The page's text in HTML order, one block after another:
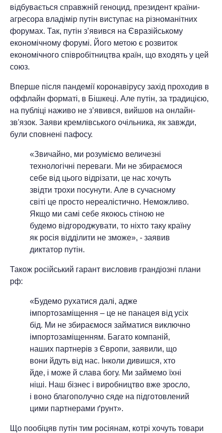
відбувається справжній геноцид, президент країни-
агресора владімір путін виступає на різноманітних
форумах. Так, путін з’явився на Євразійському
економічному форумі. Його метою є розвиток
економічного співробітництва країн, що входять у цей
союз.
Вперше після пандемії коронавірусу захід проходив в
оффлайн форматі, в Бішкеці. Але путін, за традицією,
на публіці наживо не з’явився, вийшов на онлайн-
зв'язок. Заяви кремлівського очільника, як завжди,
були сповнені пафосу.
«Звичайно, ми розуміємо величезні
технологічні переваги. Ми не збираємося
себе від цього відрізати, це нас хочуть
звідти трохи посунути. Але в сучасному
світі це просто нереалістично. Неможливо.
Якщо ми самі себе якоюсь стіною не
будемо відгороджувати, то ніхто таку країну
як росія відділити не зможе», - заявив
диктатор путін.
Також російський гарант висловив грандіозні плани
рф:
«Будемо рухатися далі, адже
імпортозаміщення – це не панацея від усіх
бід. Ми не збираємося займатися виключно
імпортозаміщенням. Багато компаній,
наших партнерів з Європи, заявили, що
вони йдуть від нас. Інколи дивишся, хто
йде, і може й слава богу. Ми займемо їхні
ніші. Наш бізнес і виробництво вже зросло,
і воно благополучно сяде на підготовлений
цими партнерами ґрунт».
Що пообіцяв путін тим росіянам, котрі хочуть товари